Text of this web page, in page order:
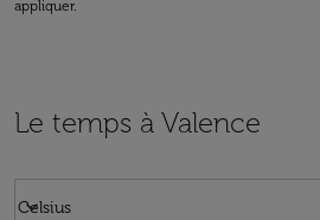
appliquer.
Le temps à Valence
Celsius
keyboard_arrow_down